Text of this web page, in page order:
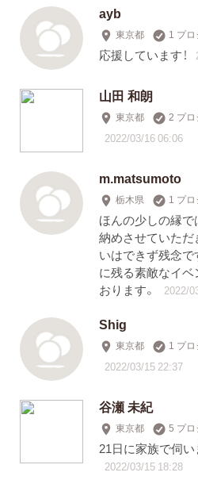
ayb
東京都 1 プ
応援しています！
山田 和朗
東京都 2 プ
2022/03/16 06:06
m.matsumoto
栃木県 1 プ
ほんの少しの縁で
納めさせていただ
いはできず残念で
に残る素敵なイ
おります。
2022/
Shig
東京都 1 プ
2022/03/15 22:37
谷瀬 未紀
東京都 5 プ
21日に家族で伺い
2022/03/15 18:28